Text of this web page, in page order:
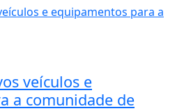
veículos e
a comunidade de